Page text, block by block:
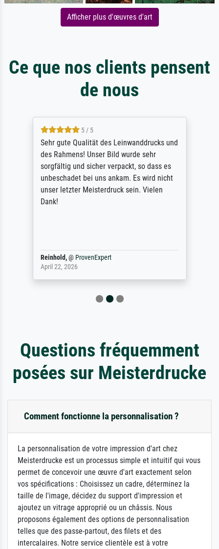
Afficher plus d'œuvres d'art
Ce que nos clients pensent
de nous
5 / 5
Sehr gute Qualität des Leinwanddrucks und
des Rahmens! Unser Bild wurde sehr
sorgfältig und sicher verpackt, so dass es
unbeschadet bei uns ankam. Es wird nicht
unser letzter Meisterdruck sein. Vielen
Dank!
Reinhold,@ ProvenExpert
April 22, 2026
Questions fréquemment
posées sur Meisterdrucke
Comment fonctionne la personnalisation ?
La personnalisation de votre impression d'art chez
Meisterdrucke est un processus simple et intuitif qui vous
permet de concevoir une œuvre d'art exactement selon
vos spécifications : Choisissez un cadre, déterminez la
taille de l'image, décidez du support d'impression et
ajoutez un vitrage approprié ou un châssis. Nous
proposons également des options de personnalisation
telles que des passe-partout, des filets et des
intercalaires. Notre service clientèle est à votre